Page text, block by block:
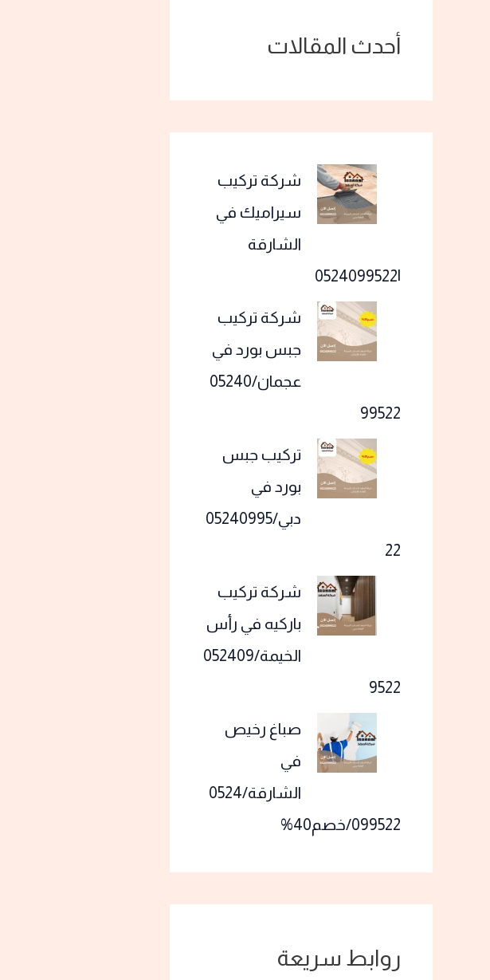
أحدث المقالات
شركة تركيب
سيراميك في
الشارقة
شركة تركيب
جبس بورد في
عجمان/05240
99522
تركيب جبس
بورد في
دبي/05240995
22
شركة تركيب
باركيه في رأس
الخيمة/052409
9522
صباغ رخيص
في
الشارقة/0524
099522/خصم40%
روابط سريعة